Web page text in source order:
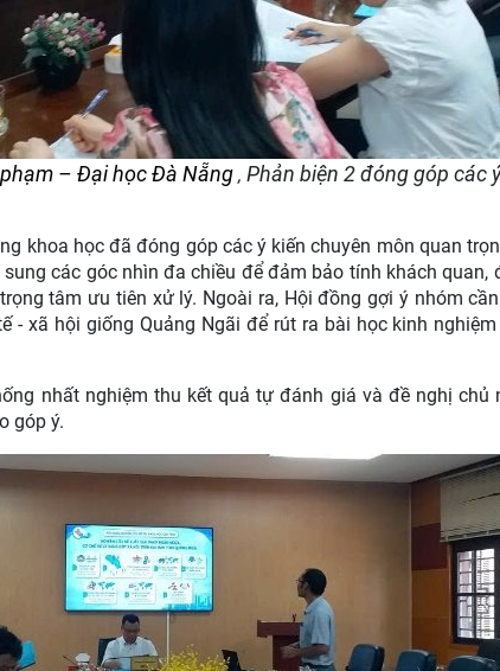
– Đại học Đà Nẵng , Phản biện 2 đóng góp các
học đã đóng góp các ý kiến chuyên môn quan
các góc nhìn đa chiều để đảm bảo tính khách quan,
tâm ưu tiên xử lý. Ngoài ra, Hội đồng gợi ý nhóm
- xã hội giống Quảng Ngãi để rút ra bài học kinh
nhất nghiệm thu kết quả tự đánh giá và đề nghị chủ
góp ý.